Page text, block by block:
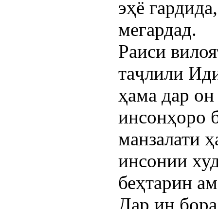
эҳё
мегардад.
Раиси
таҷлили
ҳама дар
инсонҳоро
манзалати
инсонии
беҳтарин
Дар ин